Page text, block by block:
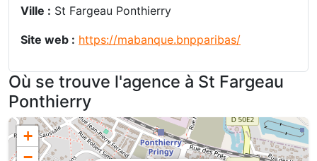
Ville : St Fargeau Ponthierry
Site web : https://mabanque.bnpparibas/
Où se trouve l'agence à St Fargeau
Ponthierry
+
−